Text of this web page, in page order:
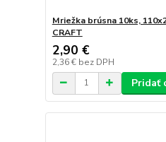
Mriežka brúsna 10ks,
CRAFT
2,90 €
2,36 € bez DPH
Pridať